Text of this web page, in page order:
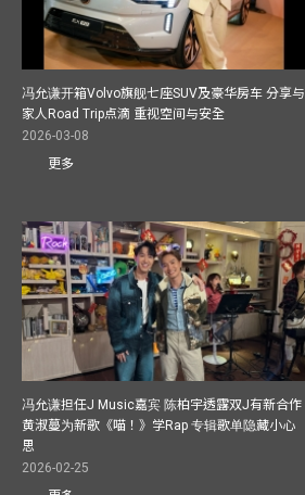
冯允谦开箱Volvo旗舰七座SUV及豪华房车 分享与
家人Road Trip点滴 重视空间与安全
2026-03-08
更多
冯允谦担任J Music嘉宾 陈柏宇透露双J有新合作
黄淑蔓为新歌《喵！》学Rap 专辑歌单隐藏小心
思
2026-02-25